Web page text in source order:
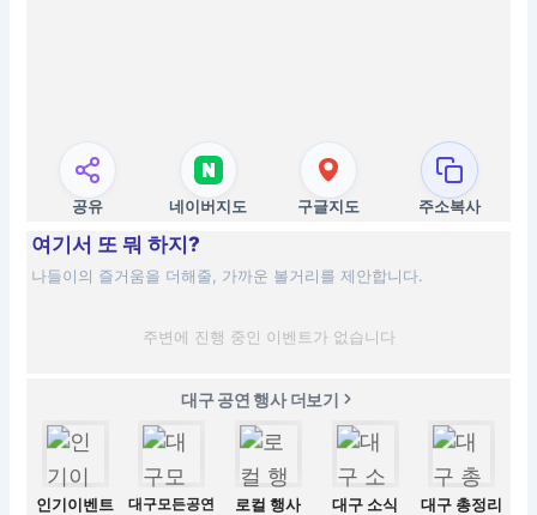
공유 네이버지도 구글지도 주소복사
여기서 또 뭐 하지?
나들이의 즐거움을 더해줄, 가까운 볼거리를 제안합니다.
주변에 진행 중인 이벤트가 없습니다
대구 공연 행사 더보기
인기이벤트 대구모든공연 로컬 행사 대구 소식 대구 총정리